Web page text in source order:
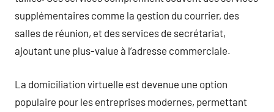
supplémentaires comme la gestion du courrier, des
salles de réunion, et des services de secrétariat,
ajoutant une plus-value à l’adresse commerciale.
La domiciliation virtuelle est devenue une option
populaire pour les entreprises modernes, permettant